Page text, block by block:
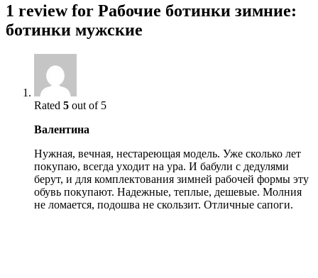
1 review for Рабочие ботинки зимние:
ботинки мужские
Rated 5 out of 5
Валентина
Нужная, вечная, нестареющая модель. Уже сколько лет
покупаю, всегда уходит на ура. И бабули с дедулями
берут, и для комплектования зимней рабочей формы эту
обувь покупают. Надежные, теплые, дешевые. Молния
не ломается, подошва не скользит. Отличные сапоги.